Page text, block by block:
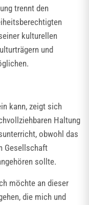
trennt den
kulturellen
und
kann, zeigt sich
Haltung
obwohl das
Gesellschaft
sollte.
möchte an dieser
die mich und